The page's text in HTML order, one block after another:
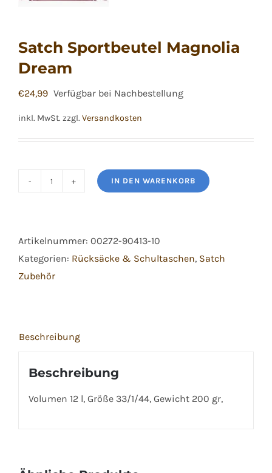
Satch Sportbeutel Magnolia
Dream
€24,99 Verfügbar bei Nachbestellung
inkl. MwSt. zzgl. Versandkosten
Dream
Menge
IN DEN WARENKORB
Artikelnummer: 00272-90413-10
Kategorien: Rücksäcke & Schultaschen, Satch
Zubehör
Beschreibung
Beschreibung
Volumen 12 l, Größe 33/1/44, Gewicht 200 gr,